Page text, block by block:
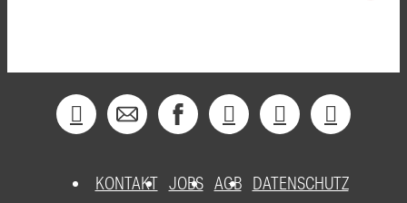
KONTAKT JOBS AGB DATENSCHUTZ